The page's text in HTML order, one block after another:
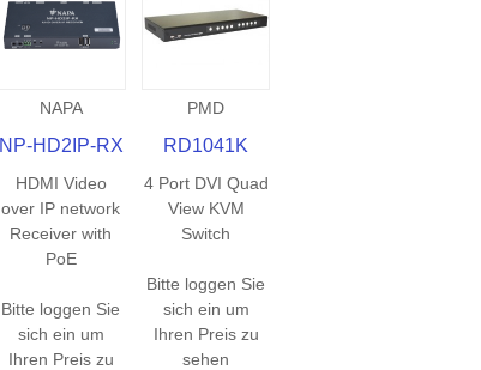
NAPA
NP-HD2IP-RX
HDMI Video
over IP network
Receiver with
PoE
Bitte loggen Sie
sich ein um
Ihren Preis zu
PMD
RD1041K
4 Port DVI Quad
View KVM
Switch
Bitte loggen Sie
sich ein um
Ihren Preis zu
sehen